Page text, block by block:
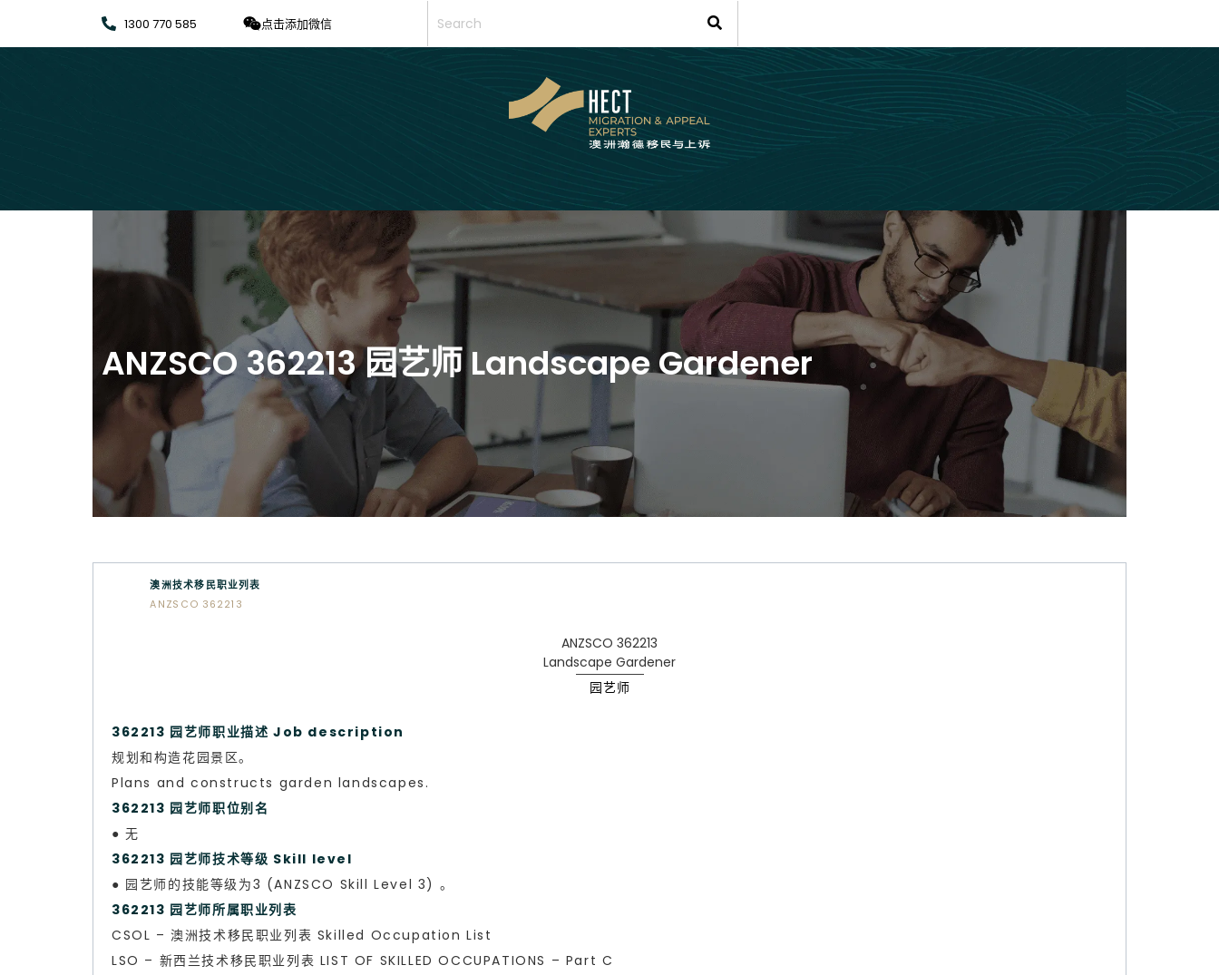
1300 770 585 点击添加微信
ANZSCO 362213 园艺师 Landscape Gardener
澳洲技术移民职业列表
ANZSCO 362213
ANZSCO 362213
Landscape Gardener
园艺师
362213 园艺师职业描述 Job description
规划和构造花园景区。
Plans and constructs garden landscapes.
362213 园艺师职位别名
● 无
362213 园艺师技术等级 Skill level
● 园艺师的技能等级为3 (ANZSCO Skill Level 3) 。
362213 园艺师所属职业列表
CSOL – 澳洲技术移民职业列表 Skilled Occupation List
LSO – 新西兰技术移民职业列表 LIST OF SKILLED OCCUPATIONS – Part C